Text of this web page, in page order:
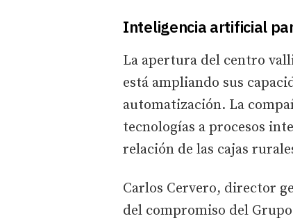
Inteligencia artificial
La apertura del centro
está ampliando sus
automatización. La
tecnologías a procesos
relación de las cajas
Carlos Cervero, director
del compromiso del